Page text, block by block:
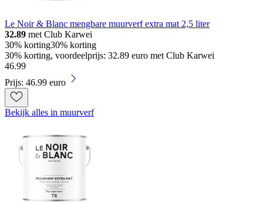
Le Noir & Blanc mengbare muurverf extra mat 2,5 liter
32.89 met Club Karwei
30% korting30% korting
30% korting, voordeelprijs: 32.89 euro met Club Karwei
46.99
Prijs: 46.99 euro
Bekijk alles in muurverf